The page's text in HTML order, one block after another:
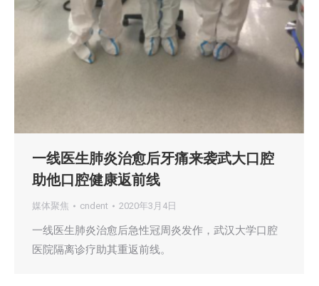
一线医生肺炎治愈后牙痛来袭武大口腔
助他口腔健康返前线
媒体聚焦 cndent 2020年3月4日
一线医生肺炎治愈后急性冠周炎发作，武汉大学口腔
医院隔离诊疗助其重返前线。